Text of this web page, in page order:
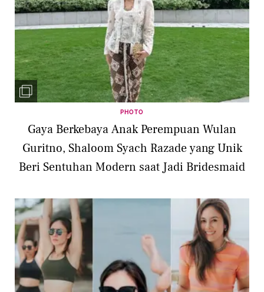
PHOTO
Gaya Berkebaya Anak Perempuan Wulan
Guritno, Shaloom Syach Razade yang Unik
Beri Sentuhan Modern saat Jadi Bridesmaid